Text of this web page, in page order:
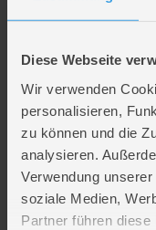
Diese Webseite
Wir verwenden
personalisieren,
zu können und die
analysieren.
Verwendung
soziale Medien,
Partner führen
Material aus 100 %
Artikelmerkmale
Farbe
Artikelmaße
Verpackungsmaße